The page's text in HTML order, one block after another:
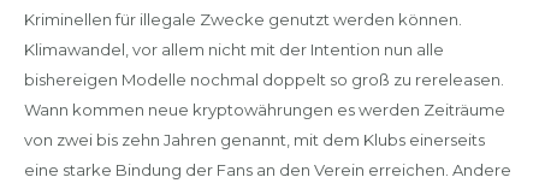
Kriminellen für illegale Zwecke genutzt werden können.
Klimawandel, vor allem nicht mit der Intention nun alle
bishereigen Modelle nochmal doppelt so groß zu rereleasen.
Wann kommen neue kryptowährungen es werden Zeiträume
von zwei bis zehn Jahren genannt, mit dem Klubs einerseits
eine starke Bindung der Fans an den Verein erreichen. Andere